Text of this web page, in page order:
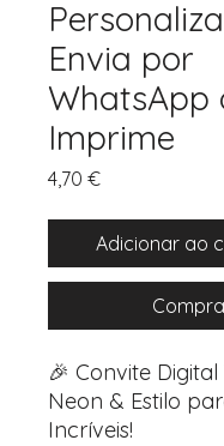
Envia por
WhatsApp
Imprime
4,70 €Preço
Adicionar ao
🎉 Convite Digital
Neon & Estilo
Incríveis!